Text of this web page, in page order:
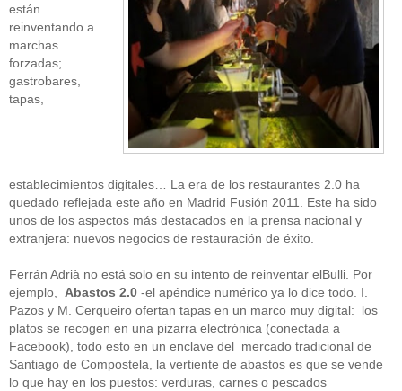
están
reinventando a
marchas
forzadas;
gastrobares,
tapas,
establecimientos digitales… La era de los restaurantes 2.0 ha
quedado reflejada este año en Madrid Fusión 2011. Este ha sido
unos de los aspectos más destacados en la prensa nacional y
extranjera: nuevos negocios de restauración de éxito.
Ferrán Adrià no está solo en su intento de reinventar elBulli. Por
ejemplo,
Abastos 2.0 -el apéndice numérico ya lo dice todo. I.
Pazos y M. Cerqueiro ofertan tapas en un marco muy digital: los
platos se recogen en una pizarra electrónica (conectada a
Facebook), todo esto en un enclave del mercado tradicional de
Santiago de Compostela, la vertiente de abastos es que se vende
lo que hay en los puestos: verduras, carnes o pescados